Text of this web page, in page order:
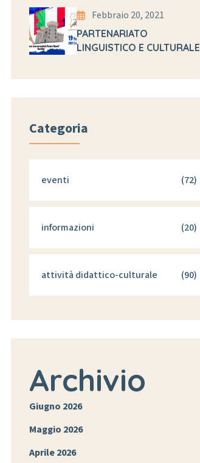
Febbraio 20, 2021
PARTENARIATO
LINGUISTICO E CULTURALE
Categoria
eventi (72)
informazioni (20)
attività didattico-culturale (90)
Archivio
Giugno 2026
Maggio 2026
Aprile 2026